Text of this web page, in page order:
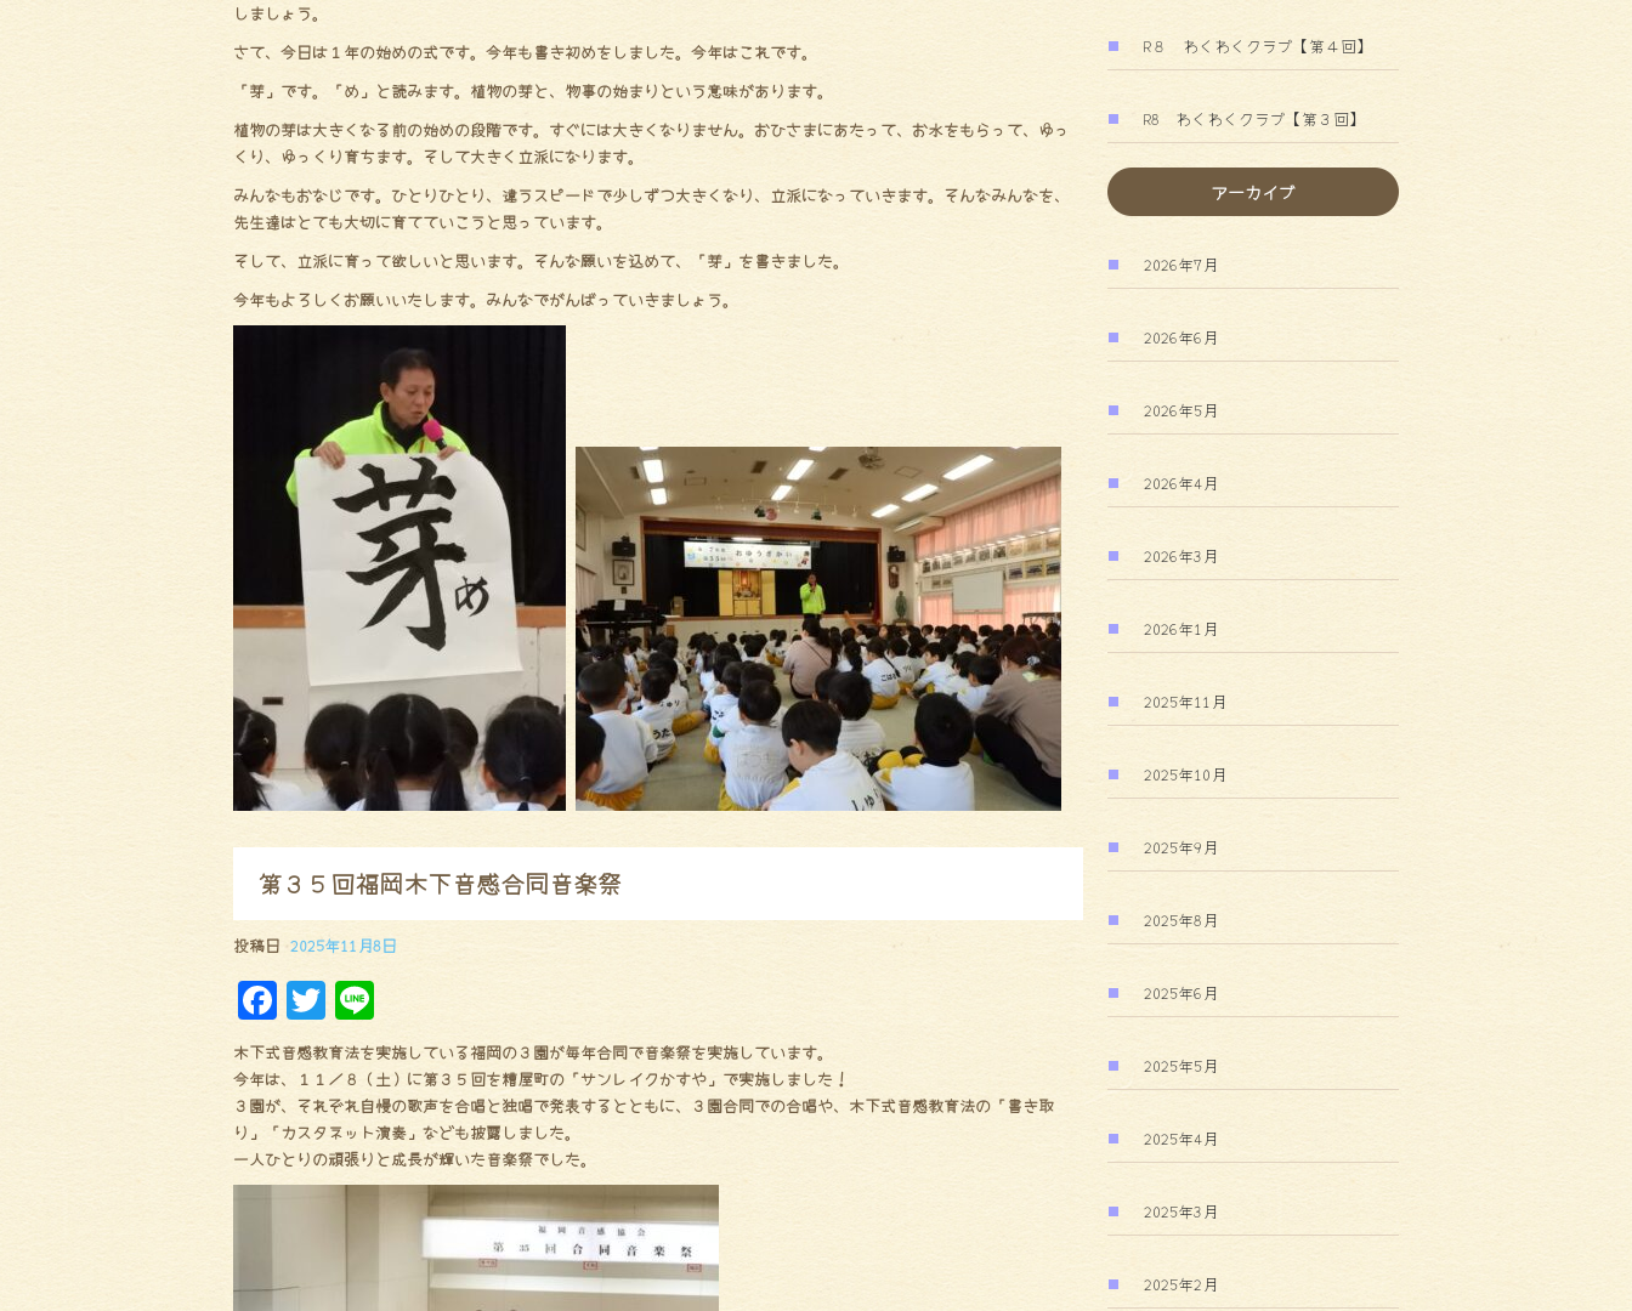
しましょう。
さて、今日は１年の始めの式です。今年も書き初めをしました。今年はこれです。
「芽」です。「め」と読みます。植物の芽と、物事の始まりという意味があります。
植物の芽は大きくなる前の始めの段階です。すぐには大きくなりません。おひさまにあたって、お水をもらって、ゆっ
くり、ゆっくり育ちます。そして大きく立派になります。
みんなもおなじです。ひとりひとり、違うスピードで少しずつ大きくなり、立派になっていきます。そんなみんなを、
先生達はとても大切に育てていこうと思っています。
そして、立派に育って欲しいと思います。そんな願いを込めて、「芽」を書きました。
今年もよろしくお願いいたします。みんなでがんばっていきましょう。
第３５回福岡木下音感合同音楽祭
投稿日 2025年11月8日
F
a
ce
bo
ok
Tw
it
te
r
ne
木下式音感教育法を実施している福岡の３園が毎年合同で音楽祭を実施しています。
今年は、１１／８（土）に第３５回を糟屋町の「サンレイクかすや」で実施しました！
３園が、それぞれ自慢の歌声を合唱と独唱で発表するとともに、３園合同での合唱や、木下式音感教育法の「書き取
り」「カスタネット演奏」なども披露しました。
一人ひとりの頑張りと成長が輝いた音楽祭でした。
R８ わくわくクラブ【第４回】
R8 わくわくクラブ【第３回】
アーカイブ
2026年7月
2026年6月
2026年5月
2026年4月
2026年3月
2026年1月
2025年11月
2025年10月
2025年9月
2025年8月
2025年6月
2025年5月
2025年4月
2025年3月
2025年2月